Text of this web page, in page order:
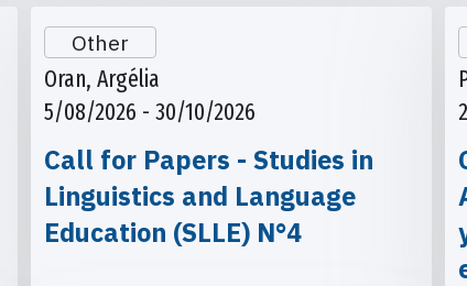
Other
Oran, Argélia
5/08/2026 - 30/10/2026
Call for Papers - Studies in
Linguistics and Language
Education (SLLE) N°4